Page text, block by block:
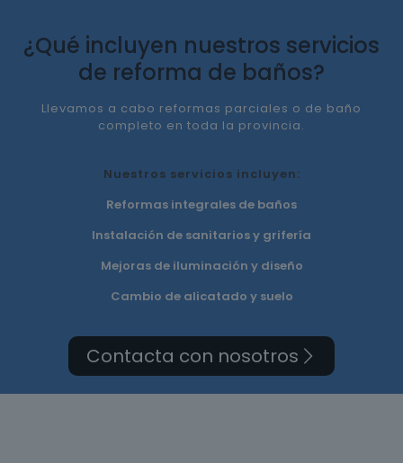
¿Qué incluyen nuestros servicios
de reforma de baños?
Llevamos a cabo reformas parciales o de baño
completo en toda la provincia.
Nuestros servicios incluyen:
Reformas integrales de baños
Instalación de sanitarios y grifería
Mejoras de iluminación y diseño
Cambio de alicatado y suelo
Contacta con nosotros